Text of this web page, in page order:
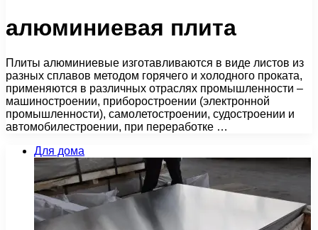
алюминиевая плита
Плиты алюминиевые изготавливаются в виде листов из
разных сплавов методом горячего и холодного проката,
применяются в различных отраслях промышленности –
машиностроении, приборостроении (электронной
промышленности), самолетостроении, судостроении и
автомобилестроении, при переработке …
Для дома